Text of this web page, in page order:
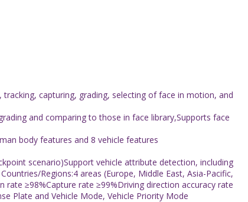
capturing, grading, selecting of face in motion, and
and comparing to those in face library,Supports face
body features and 8 vehicle features
scenario)Support vehicle attribute detection, including
Regions:4 areas (Europe, Middle East, Asia-Pacific,
≥98%Capture rate ≥99%Driving direction accuracy rate
Plate and Vehicle Mode, Vehicle Priority Mode